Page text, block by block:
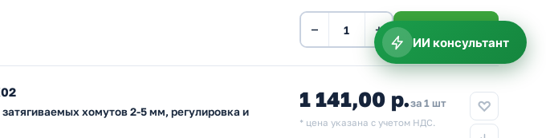
− +
хомутов 2-5 мм, регулировка и
1 141,00 р.за 1 шт
* цена указана с учетом НДС.
ИИ консультант